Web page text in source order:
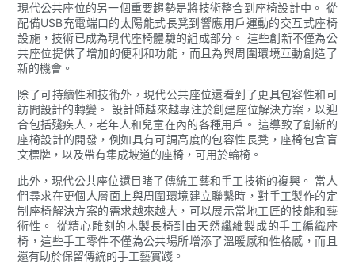
現代公共座位的另一個重要趨勢是將技術整合到座椅設計中。 從
配備USB充電端口的太陽能式長凳到響應用戶運動的交互式座椅
設施，技術已成為現代座椅體驗的組成部分。 這些創新不僅為公
共座位提供了增加的便利和功能，而且為與周圍環境互動創造了
新的機會。
除了可持續性和技術外，現代公共座位還看到了更具包容性和可
訪問設計的轉變。 設計師越來越專注於創建座位解決方案，以迎
合包括殘疾人，老年人和兒童在內的各種用戶。 這導致了創新的
座椅設計的開發，例如具有可調高度的包容性長凳，座椅包含盲
文標牌，以及帶有集成坡道的座椅，可用於輪椅。
此外，現代公共座位還目睹了傳統工藝和手工技術的複興。 當人
們尋求在更個人層面上與周圍環境建立聯繫時，對手工製作的定
制座椅解決方案的需求越來越大，可以展示當地工匠的技能和藝
術性。 從精心雕刻的木製長椅到由天然纖維製成的手工編織座
椅，這些手工零件不僅為公共場所增添了溫暖感和性格感，而且
還有助於保留傳統的手工藝實踐。